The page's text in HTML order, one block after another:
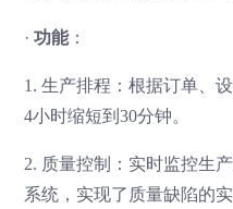
· 功能：
1. 生产排程：根据订单、
4小时缩短到30分钟。
2. 质量控制：实时监控生
系统，实现了质量缺陷的